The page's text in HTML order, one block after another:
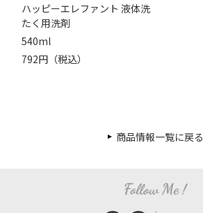
ハッピーエレファント 液体洗
たく用洗剤
540ml
792円（税込）
商品情報一覧に戻る